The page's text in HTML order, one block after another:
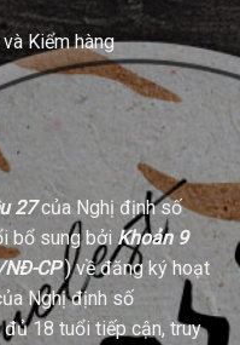
Kiểm hàng
27của Nghị định số
bổ sung bởi Khoản 9
CP) về đăng ký hoạt
Nghị định số
18 tuổi tiếp cận, truy